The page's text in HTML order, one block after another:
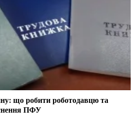
що робити роботодавцю та
ПФУ